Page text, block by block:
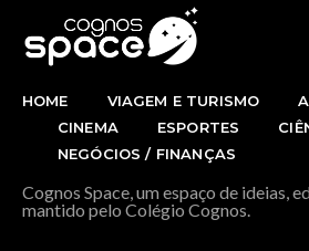
HOME VIAGEM E TURISMO
CINEMA
ESPORTES
NEGÓCIOS / FINANÇAS
Cognos Space, um espaço de ideias,
mantido pelo Colégio Cognos.